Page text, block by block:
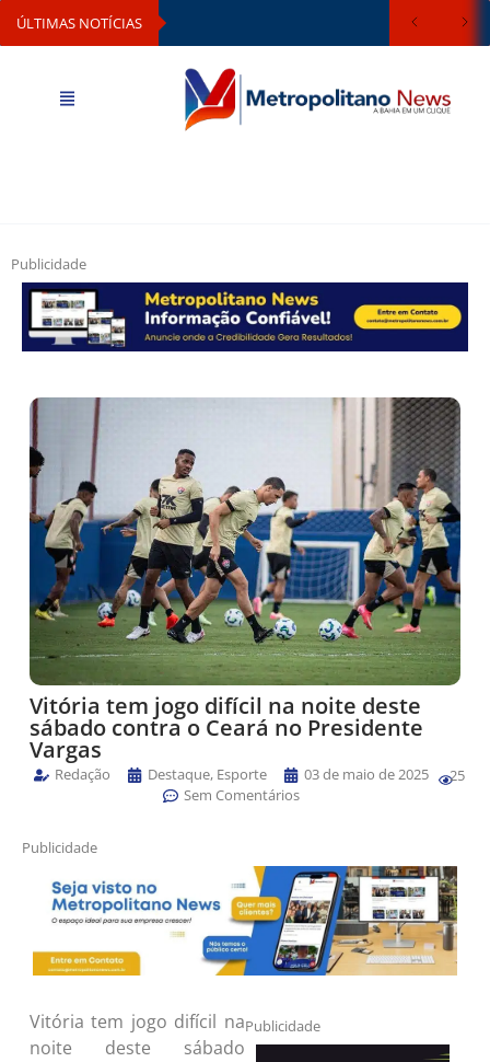
ÚLTIMAS NOTÍCIAS
Publicidade
Vitória tem jogo difícil na noite deste
sábado contra o Ceará no Presidente
Vargas
Redação Destaque, Esporte
03 de maio de 2025
Sem Comentários
25
Publicidade
Vitória tem jogo difícil na
noite deste sábado
Publicidade